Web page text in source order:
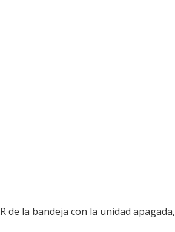
de la bandeja con la unidad apagada,